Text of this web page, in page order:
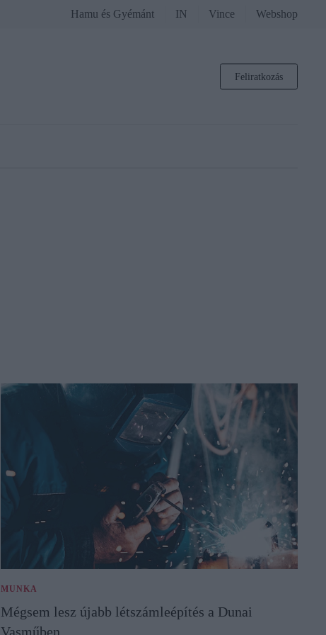
Hamu és Gyémánt IN Vince Webshop
Feliratkozás
MUNKA
Mégsem lesz újabb létszámleépítés a Dunai
Vasműben